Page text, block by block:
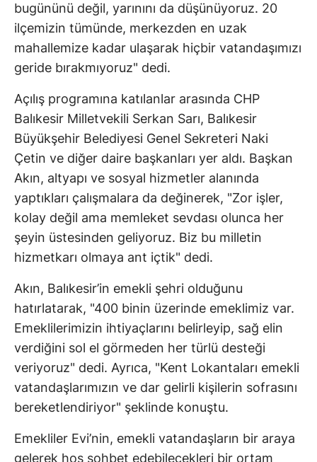
bugününü değil, yarınını da düşünüyoruz. 20
ilçemizin tümünde, merkezden en uzak
mahallemize kadar ulaşarak hiçbir vatandaşımızı
geride bırakmıyoruz" dedi.
Açılış programına katılanlar arasında CHP
Balıkesir Milletvekili Serkan Sarı, Balıkesir
Büyükşehir Belediyesi Genel Sekreteri Naki
Çetin ve diğer daire başkanları yer aldı. Başkan
Akın, altyapı ve sosyal hizmetler alanında
yaptıkları çalışmalara da değinerek, "Zor işler,
kolay değil ama memleket sevdası olunca her
şeyin üstesinden geliyoruz. Biz bu milletin
hizmetkarı olmaya ant içtik" dedi.
Akın, Balıkesir’in emekli şehri olduğunu
hatırlatarak, "400 binin üzerinde emeklimiz var.
Emeklilerimizin ihtiyaçlarını belirleyip, sağ elin
verdiğini sol el görmeden her türlü desteği
veriyoruz" dedi. Ayrıca, "Kent Lokantaları emekli
vatandaşlarımızın ve dar gelirli kişilerin sofrasını
bereketlendiriyor" şeklinde konuştu.
Emekliler Evi’nin, emekli vatandaşların bir araya
gelerek hoş sohbet edebilecekleri bir ortam